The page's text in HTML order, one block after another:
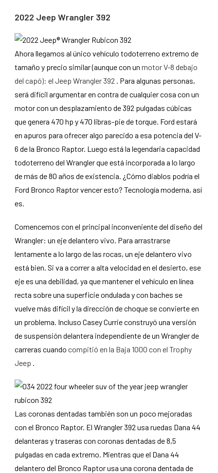
2022 Jeep Wrangler 392
Ahora llegamos al único vehículo todoterreno extremo de
tamaño y precio similar (aunque con un motor V-8 debajo
del capó): el Jeep Wrangler 392 . Para algunas personas,
será difícil argumentar en contra de cualquier cosa con un
motor con un desplazamiento de 392 pulgadas cúbicas
que genera 470 hp y 470 libras-pie de torque. Ford estará
en apuros para ofrecer algo parecido a esa potencia del V-
6 de la Bronco Raptor. Luego está la legendaria capacidad
todoterreno del Wrangler que está incorporada a lo largo
de más de 80 años de existencia. ¿Cómo diablos podría el
Ford Bronco Raptor vencer esto? Tecnología moderna, así
es.
Comencemos con el principal inconveniente del diseño del
Wrangler: un eje delantero vivo. Para arrastrarse
lentamente a lo largo de las rocas, un eje delantero vivo
está bien. Si va a correr a alta velocidad en el desierto, ese
eje es una debilidad, ya que mantener el vehículo en línea
recta sobre una superficie ondulada y con baches se
vuelve más difícil y la dirección de choque se convierte en
un problema. Incluso Casey Currie construyó una versión
de suspensión delantera independiente de un Wrangler de
carreras cuando compitió en la Baja 1000 con el Trophy
Jeep
Las coronas dentadas también son un poco mejoradas
con el Bronco Raptor. El Wrangler 392 usa ruedas Dana 44
delanteras y traseras con coronas dentadas de 8,5
pulgadas en cada extremo. Mientras que el Dana 44
delantero del Bronco Raptor usa una corona dentada de